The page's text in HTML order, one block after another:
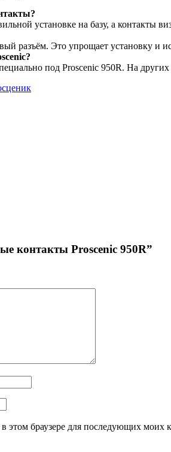
установке на базу, а контакты
разъём. Это упрощает установку и
под Proscenic 950R. На
контакты Proscenic 950R”
этом браузере для последующих моих